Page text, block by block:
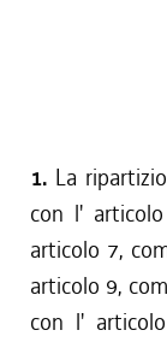
1. La
con l'
articolo 7,
articolo 9,
con l'